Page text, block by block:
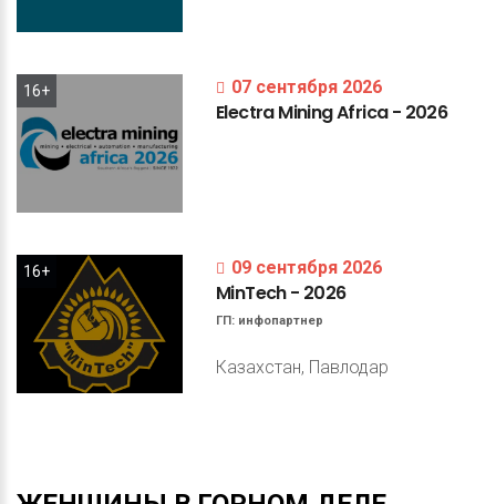
16+ 07 сентября 2026
ElectraMiningAfrica- 2026
16+ 09 сентября 2026
MinTech- 2026
ГП: инфопартнер
Казахстан, Павлодар